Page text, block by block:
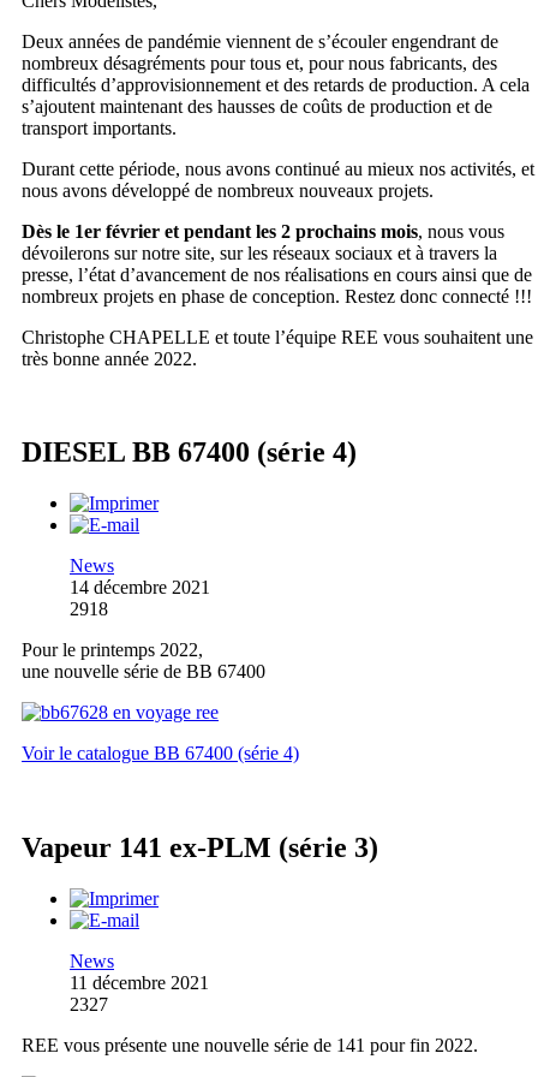
Deux années de pandémie viennent de s’écouler engendrant de
nombreux désagréments pour tous et, pour nous fabricants, des
difficultés d’approvisionnement et des retards de production. A cela
s’ajoutent maintenant des hausses de coûts de production et de
transport importants.
Durant cette période, nous avons continué au mieux nos activités, et
nous avons développé de nombreux nouveaux projets.
Dès le 1er février et pendant les 2 prochains mois, nous vous
dévoilerons sur notre site, sur les réseaux sociaux et à travers la
presse, l’état d’avancement de nos réalisations en cours ainsi que de
nombreux projets en phase de conception. Restez donc connecté !!!
Christophe CHAPELLE et toute l’équipe REE vous souhaitent une
très bonne année 2022.
DIESEL BB 67400 (série 4)
News
14 décembre 2021
2918
Pour le printemps 2022,
une nouvelle série de BB 67400
Voir le catalogue BB 67400 (série 4)
Vapeur 141 ex-PLM (série 3)
News
11 décembre 2021
2327
REE vous présente une nouvelle série de 141 pour fin 2022.